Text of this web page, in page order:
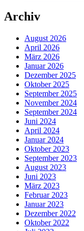
Archiv
August 2026
April 2026
März 2026
Januar 2026
Dezember 2025
Oktober 2025
September 2025
November 2024
September 2024
Juni 2024
April 2024
Januar 2024
Oktober 2023
September 2023
August 2023
Juni 2023
März 2023
Februar 2023
Januar 2023
Dezember 2022
Oktober 2022